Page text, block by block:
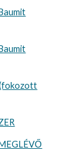
(fokozott